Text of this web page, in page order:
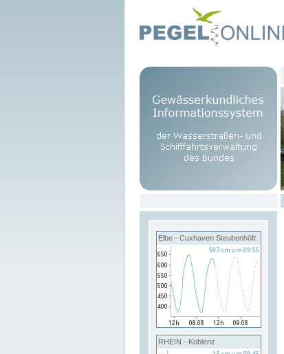
Elbe - Cuxhaven Steubenhöft
RHEIN - Koblenz